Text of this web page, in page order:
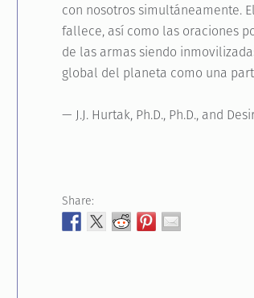
con nosotros simultáneamente.
fallece, así como las oraciones
de las armas siendo
global del planeta como una
— J.J. Hurtak, Ph.D., Ph.D., and
Share: